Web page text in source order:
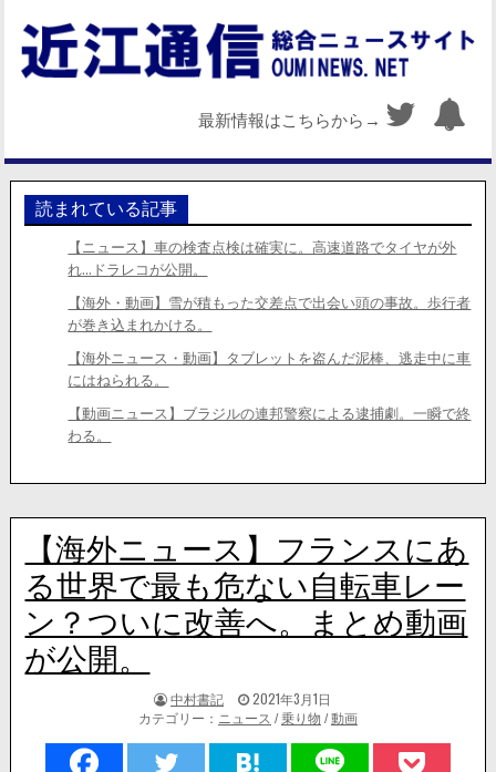
最新情報はこちらから→
読まれている記事
【ニュース】車の検査点検は確実に。高速道路でタイヤが外
れ…ドラレコが公開。
【海外・動画】雪が積もった交差点で出会い頭の事故。歩行者
が巻き込まれかける。
【海外ニュース・動画】タブレットを盗んだ泥棒、逃走中に車
にはねられる。
【動画ニュース】ブラジルの連邦警察による逮捕劇。一瞬で終
わる。
【海外ニュース】フランスにあ
る世界で最も危ない自転車レー
ン？ついに改善へ。まとめ動画
が公開。
著
者:
中村書記
掲
載
日：
2021年3月1日
カテゴリー： ニュース /乗り物 /動画